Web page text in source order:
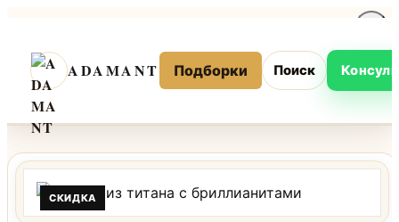
содержимомуADAMANT Подборки Поиск
СКИДКА